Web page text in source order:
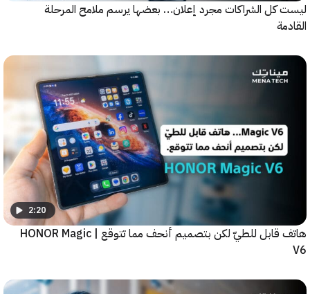
الشراكات مجرد إعلان… بعضها يرسم ملامح المرحلة
2:20
هاتف قابل للطيّ لكن بتصميم أنحف مما تتوقع | HONOR Magic